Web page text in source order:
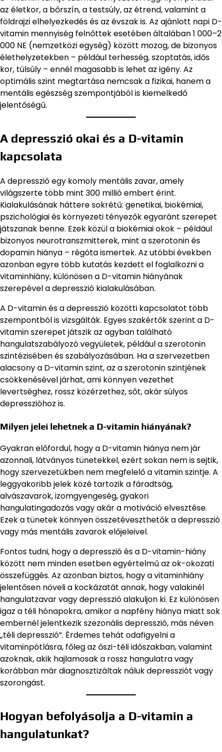
az életkor, a bőrszín, a testsúly, az étrend, valamint a
földrajzi elhelyezkedés és az évszak is. Az ajánlott napi D-
vitamin mennyiség felnőttek esetében általában 1 000–2
000 NE (nemzetközi egység) között mozog, de bizonyos
élethelyzetekben – például terhesség, szoptatás, idős
kor, túlsúly – ennél magasabb is lehet az igény. Az
optimális szint megtartása nemcsak a fizikai, hanem a
mentális egészség szempontjából is kiemelkedő
jelentőségű.
A depresszió okai és a D-vitamin
kapcsolata
A depresszió egy komoly mentális zavar, amely
világszerte több mint 300 millió embert érint.
Kialakulásának háttere sokrétű: genetikai, biokémiai,
pszichológiai és környezeti tényezők egyaránt szerepet
játszanak benne. Ezek közül a biokémiai okok – például
bizonyos neurotranszmitterek, mint a szerotonin és
dopamin hiánya – régóta ismertek. Az utóbbi években
azonban egyre több kutatás kezdett el foglalkozni a
vitaminhiány, különösen a D-vitamin hiányának
szerepével a depresszió kialakulásában.
A D-vitamin és a depresszió közötti kapcsolatot több
szempontból is vizsgálták. Egyes szakértők szerint a D-
vitamin szerepet játszik az agyban található
hangulatszabályozó vegyületek, például a szerotonin
szintézisében és szabályozásában. Ha a szervezetben
alacsony a D-vitamin szint, az a szerotonin szintjének
csökkenésével járhat, ami könnyen vezethet
levertséghez, rossz közérzethez, sőt, akár súlyos
depresszióhoz is.
Milyen jelei lehetnek a D-vitamin hiányának?
Gyakran előfordul, hogy a D-vitamin hiánya nem jár
azonnali, látványos tünetekkel, ezért sokan nem is sejtik,
hogy szervezetükben nem megfelelő a vitamin szintje. A
leggyakoribb jelek közé tartozik a fáradtság,
alvászavarok, izomgyengeség, gyakori
hangulatingadozás vagy akár a motiváció elvesztése.
Ezek a tünetek könnyen összetéveszthetők a depresszió
vagy más mentális zavarok előjeleivel.
Fontos tudni, hogy a depresszió és a D-vitamin-hiány
között nem minden esetben egyértelmű az ok-okozati
összefüggés. Az azonban biztos, hogy a vitaminhiány
jelentősen növeli a kockázatát annak, hogy valakinél
hangulatzavar vagy depresszió alakuljon ki. Ez különösen
igaz a téli hónapokra, amikor a napfény hiánya miatt sok
embernél jelentkezik szezonális depresszió, más néven
„téli depresszió”. Érdemes tehát odafigyelni a
vitaminpótlásra, főleg az őszi-téli időszakban, valamint
azoknak, akik hajlamosak a rossz hangulatra vagy
korábban már diagnosztizáltak náluk depressziót vagy
szorongást.
Hogyan befolyásolja a D-vitamin a
hangulatunkat?